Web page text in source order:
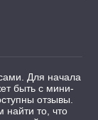
Для начала
быть с мини-
отзывы.
найти то, что